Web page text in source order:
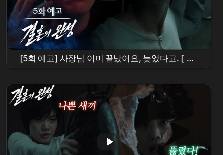
[5회 예고] 사장님 이미 끝났어요, 늦었다고. [ 결
혼의 완성 ] | KBS 방송